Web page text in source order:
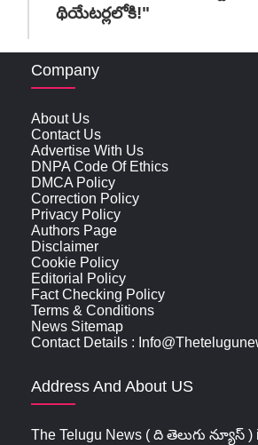
థియేటర్లలోకి!"
Company
About Us
Contact Us
Advertise With Us
DNPA Code Of Ethics
DMCA Policy
Correction Policy
Privacy Policy
Authors Page
Disclaimer
Cookie Policy
Editorial Policy
Fact Checking Policy
Terms & Conditions
News Sitemap
Contact Details :
Address And About US
The Telugu News ( ది తెలుగు న్యూస్‌ )